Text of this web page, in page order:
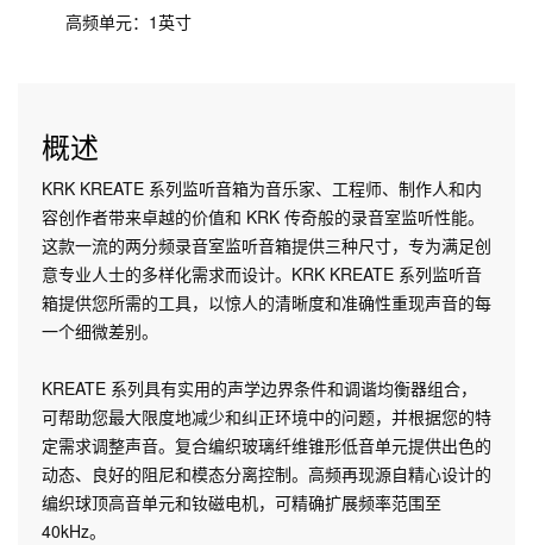
高频单元：1英寸
概述
KRK KREATE 系列监听音箱为音乐家、工程师、制作人和内
容创作者带来卓越的价值和 KRK 传奇般的录音室监听性能。
这款一流的两分频录音室监听音箱提供三种尺寸，专为满足创
意专业人士的多样化需求而设计。KRK KREATE 系列监听音
箱提供您所需的工具，以惊人的清晰度和准确性重现声音的每
一个细微差别。
KREATE 系列具有实用的声学边界条件和调谐均衡器组合，
可帮助您最大限度地减少和纠正环境中的问题，并根据您的特
定需求调整声音。复合编织玻璃纤维锥形低音单元提供出色的
动态、良好的阻尼和模态分离控制。高频再现源自精心设计的
编织球顶高音单元和钕磁电机，可精确扩展频率范围至
40kHz。